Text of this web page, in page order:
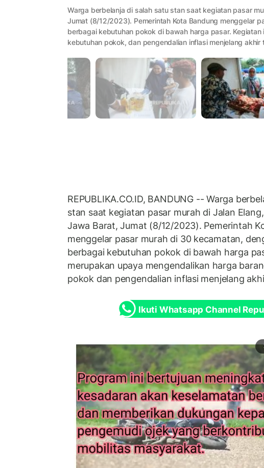
Warga berbelanja di salah satu stan saat kegiatan pasar
Jumat (8/12/2023). Pemerintah Kota Bandung menggelar
berbagai kebutuhan pokok di bawah harga pasar.
kebutuhan pokok, dan pengendalian inflasi menjelang akhir
REPUBLIKA.CO.ID, BANDUNG -- Warga
stan saat kegiatan pasar murah di Jalan
Jawa Barat, Jumat (8/12/2023). Pemerintah
menggelar pasar murah di 30 kecamatan,
berbagai kebutuhan pokok di bawah harga
merupakan upaya mengendalikan harga
pokok dan pengendalian inflasi menjelang
Ikuti Whatsapp Channel